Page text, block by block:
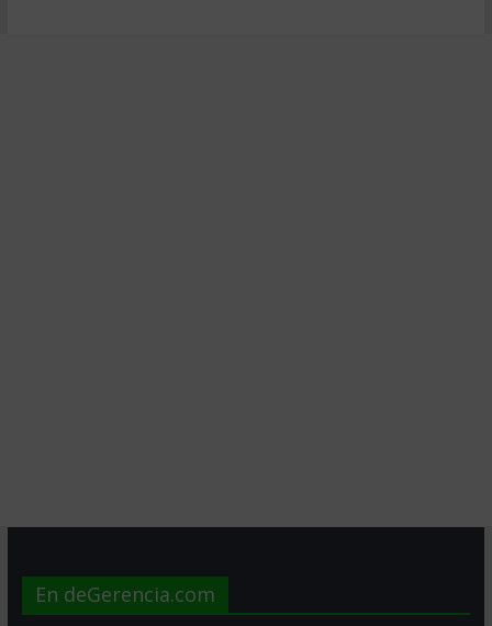
En deGerencia.com